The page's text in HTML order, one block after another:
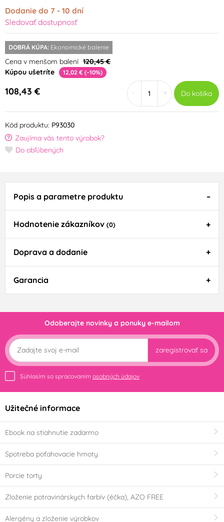
Dodanie do 7 - 10 dní
Sledovať dostupnosť
DOBRÁ KÚPA: Ekonomické balenie
Cena v menšom balení 120,45 €
Kúpou ušetríte
12,02 € (–10%)
108,43 € + Do košíka
Kód produktu: P93030
Zaujíma vás tento výrobok?
Do obľúbených
Popis a parametre produktu
Hodnotenie zákazníkov (0)
Doprava a dodanie
Garancia
Odoberajte novinky a ponuky e-mailom
zaregistrovať sa
Súhlasím so spracovaním osobných údajov
Užitečné informace
Ebook na stiahnutie zadarmo
Spotreba poťahovacie hmoty
Porcie torty
Zloženie potravinárskych farbív (éčka), AZO FREE
Alergény a zloženie výrobkov